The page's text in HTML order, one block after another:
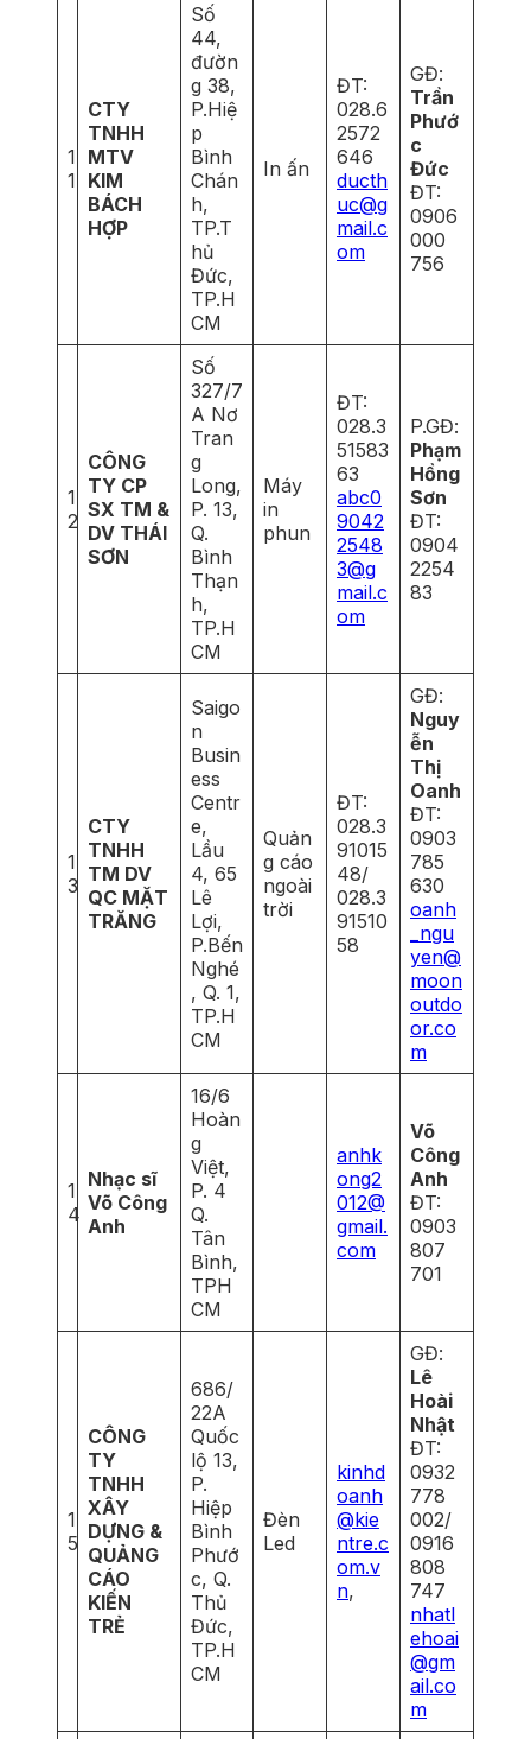
1
1
CTY
TNHH
MTV
KIM
BÁCH
HỢP
Số
44,
đườn
g 38,
P.Hiệ
p
Bình
Chán
h,
TP.T
hủ
Đức,
TP.H
CM
In ấn
ĐT:
028.6
2572
646
ducth
uc@g
mail.c
om
GĐ:
Trần
Phướ
c
Đức
ĐT:
0906
000
756
1
2
CÔNG
TY CP
SX TM &
DV THÁI
SƠN
Số
327/7
A Nơ
Tran
g
Long,
P. 13,
Q.
Bình
Thạn
h,
TP.H
CM
Máy
in
phun
ĐT:
028.3
51583
63
abc0
9042
2548
3@g
mail.c
om
P.GĐ:
Phạm
Hồng
Sơn
ĐT:
0904
2254
83
1
3
CTY
TNHH
TM DV
QC MẶT
TRĂNG
Saigo
n
Busin
ess
Centr
e,
Lầu
4, 65
Lê
Lợi,
P.Bến
Nghé
, Q. 1,
TP.H
CM
Quản
g cáo
ngoài
trời
ĐT:
028.3
91015
48/
028.3
91510
58
GĐ:
Nguy
ễn
Thị
Oanh
ĐT:
0903
785
630
oanh
_ngu
yen@
moon
outdo
or.co
m
1
4
Nhạc sĩ
Võ Công
Anh
16/6
Hoàn
g
Việt,
P. 4
Q.
Tân
Bình,
TPH
CM
anhk
ong2
012@
gmail.
com
Võ
Công
Anh
ĐT:
0903
807
701
1
5
CÔNG
TY
TNHH
XÂY
DỰNG &
QUẢNG
CÁO
KIẾN
TRẺ
686/
22A
Quốc
lộ 13,
P.
Hiệp
Bình
Phướ
c, Q.
Thủ
Đức,
TP.H
CM
Đèn
Led
kinhd
oanh
@kie
ntre.c
om.v
n,
GĐ:
Lê
Hoài
Nhật
ĐT:
0932
778
002/
0916
808
747
nhatl
ehoai
@gm
ail.co
m